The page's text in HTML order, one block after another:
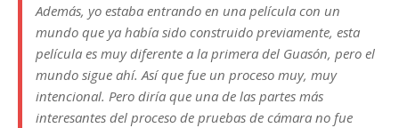
Además, yo estaba entrando en una película con un
mundo que ya había sido construido previamente, esta
película es muy diferente a la primera del Guasón, pero el
mundo sigue ahí. Así que fue un proceso muy, muy
intencional. Pero diría que una de las partes más
interesantes del proceso de pruebas de cámara no fue